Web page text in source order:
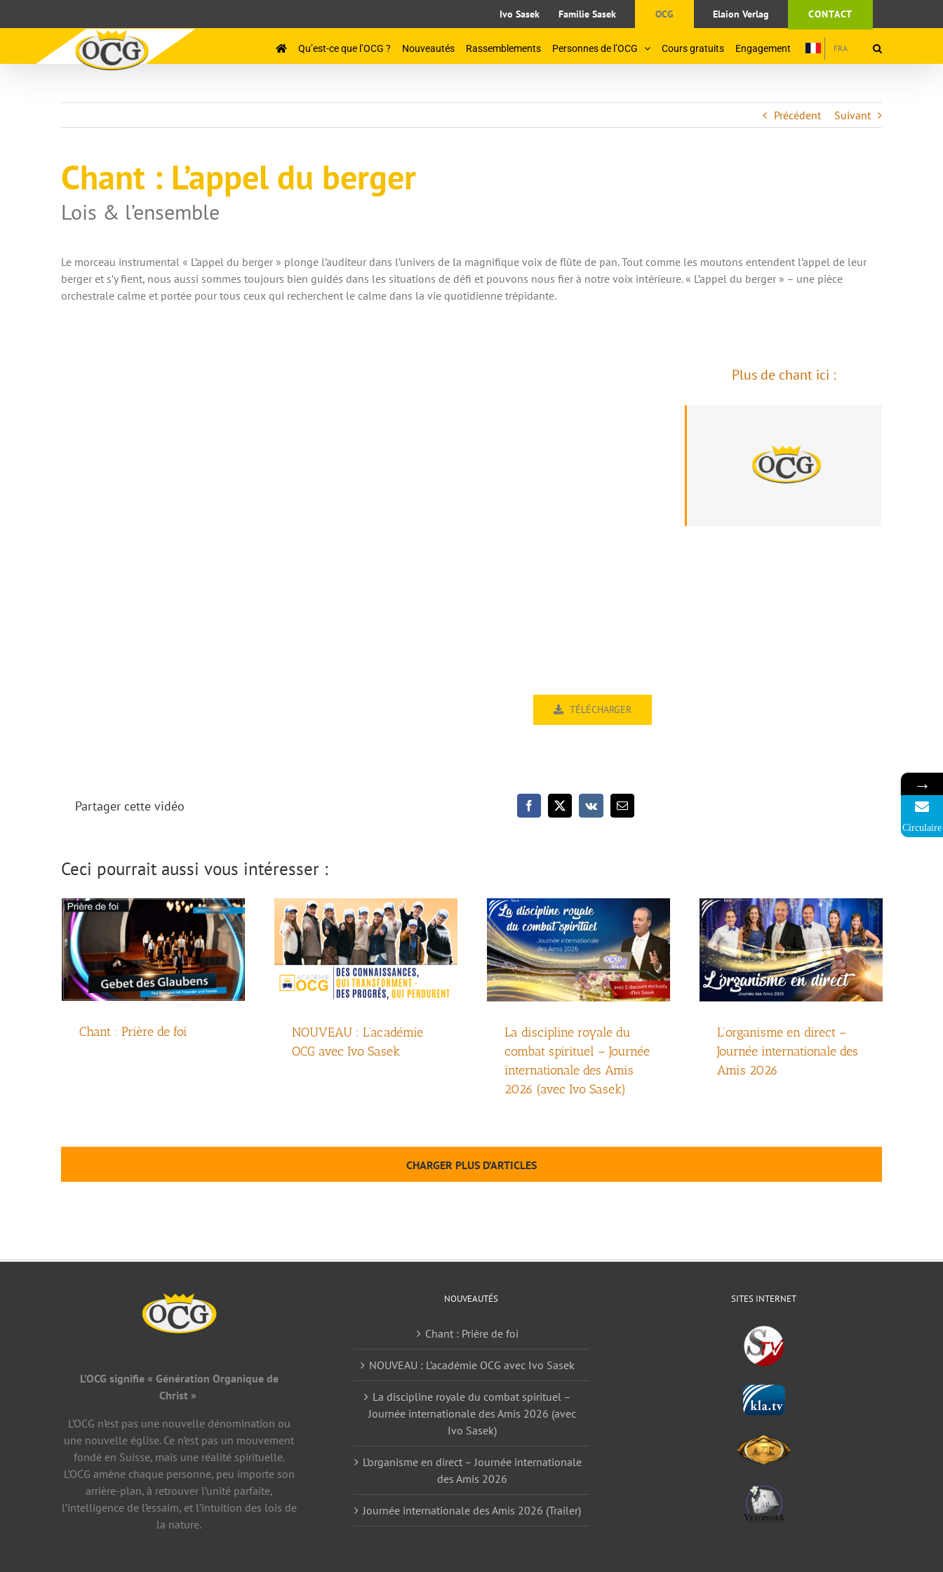
au
Ivo Sasek Familie Sasek OCG Elaion Verlag CONTACT
Qu’est-ce que l’OCG ? Nouveautés Rassemblements Personnes de l’OCG Cours gratuits Engagement FRA
Précédent Suivant
Chant : L’appel du berger
Lois & l’ensemble
Le morceau instrumental « L’appel du berger » plonge l’auditeur dans l’univers de la magnifique voix de flûte de pan. Tout comme les moutons entendent l’appel de leur
berger et s’y fient, nous aussi sommes toujours bien guidés dans les situations de défi et pouvons nous fier à notre voix intérieure. « L’appel du berger » – une pièce
orchestrale calme et portée pour tous ceux qui recherchent le calme dans la vie quotidienne trépidante.
TÉLÉCHARGER
Partager cette vidéo
Plus de chant ici :
Ceci pourrait aussi vous intéresser :
Chant : Prière de foi
NOUVEAU : L’académie
OCG avec Ivo Sasek
La discipline royale du
La discipline royale du
combat spirituel – Journée
internationale des Amis
2026 (avec Ivo Sasek)
L’organisme en direct –
Journée internationale des
Amis 2026
CHARGER PLUS D’ARTICLES
L’OCG signifie « Génération Organique de
Christ »
L’OCG n’est pas une nouvelle dénomination ou
une nouvelle église. Ce n’est pas un mouvement
fondé en Suisse, mais une réalité spirituelle.
L’OCG amène chaque personne, peu importe son
arrière-plan, à retrouver l’unité parfaite,
l’intelligence de l’essaim, et l’intuition des lois de
la nature.
NOUVEAUTÉS
Chant : Prière de foi
NOUVEAU : L’académie OCG avec Ivo Sasek
La discipline royale du combat spirituel –
Journée internationale des Amis 2026 (avec
Ivo Sasek)
L’organisme en direct – Journée internationale
des Amis 2026
Journée internationale des Amis 2026 (Trailer)
SITES INTERNET
→
Circulaire